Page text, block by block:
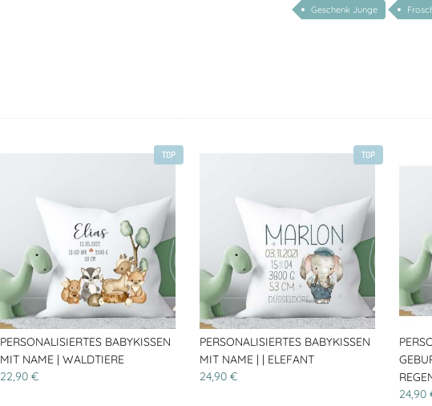
Geschenk Junge
TOP
PERSONALISIERTES BABYKISSEN
MIT NAME | WALDTIERE
22,90 €
TOP
PERSONALISIERTES BABYKISSEN
MIT NAME | | ELEFANT
24,90 €
24,90